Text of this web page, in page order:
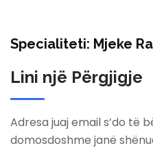
Specialiteti: Mjeke
Lini një Përgjigje
Adresa juaj email s’do të
domosdoshme janë